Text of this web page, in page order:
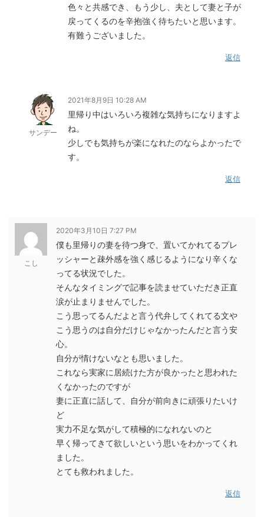
色々と共感でき、もう少し、夫として妻と子が
戻ってくるのを辛抱強く待ちたいと思います。
有難うございました。
返信
サンデー
2021年8月9日 10:28 AM
里帰り中はいろいろ複雑な気持ちになりますよ
ね。
少しでも気持ちが楽になれたのならよかったで
す。
返信
こし
2020年3月10日 7:27 PM
僕も里帰りの妻を待つ身で、置いてかれてるプレ
ッシャーと疎外感を強く感じるようになり辛くな
ってる状況でした。
そんなタイミングで記事を読ませていただき正直
涙が止まりませんでした。
こう思ってるんだよと言う代弁してくれてる文や
こう思うのは自分だけじゃなかったんだと言う安
心。
自分が情けないなとも思いました。
これなら実家に居続けた方が良かったと思われた
くなかったのですが
妻に正直に話して、自分が前向きに頑張りたいけ
ど
実力不足な気がして積極的になれないのと
早く帰ってきて欲しいという思いをわかってくれ
ました。
とても救われました。
返信